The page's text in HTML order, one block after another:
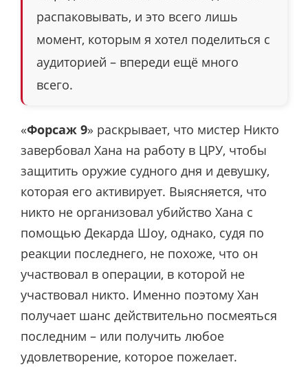
распаковывать, и это всего лишь
момент, которым я хотел поделиться с
аудиторией – впереди ещё много
всего.
«Форсаж 9» раскрывает, что мистер Никто
завербовал Хана на работу в ЦРУ, чтобы
защитить оружие судного дня и девушку,
которая его активирует. Выясняется, что
никто не организовал убийство Хана с
помощью Декарда Шоу, однако, судя по
реакции последнего, не похоже, что он
участвовал в операции, в которой не
участвовал никто. Именно поэтому Хан
получает шанс действительно посмеяться
последним – или получить любое
удовлетворение, которое пожелает.